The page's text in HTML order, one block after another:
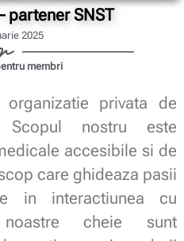
partener SNST
2025
membri
privata de
Scopul nostru este
accesibile si de
care ghideaza pasii
in interactiunea cu
cheie sunt